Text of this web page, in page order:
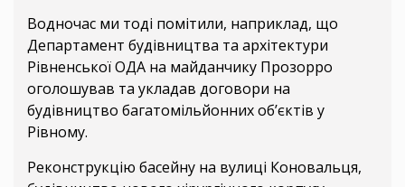
Водночас ми тоді помітили, наприклад, що
Департамент будівництва та архітектури
Рівненської ОДА на майданчику Прозорро
оголошував та укладав договори на
будівництво багатомільйонних об’єктів у
Рівному.
Реконструкцію басейну на вулиці Коновальця,